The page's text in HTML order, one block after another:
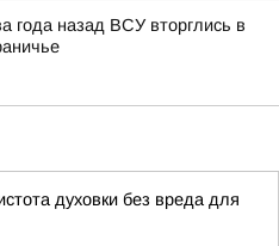
года назад ВСУ вторглись в
духовки без вреда для